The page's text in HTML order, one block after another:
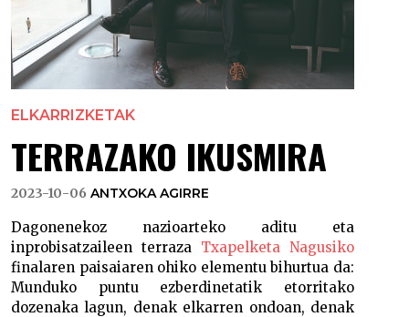
ELKARRIZKETAK
TERRAZAKO IKUSMIRA
2023-10-06 ANTXOKA AGIRRE
Dagonenekoz nazioarteko aditu eta
inprobisatzaileen terraza Txapelketa Nagusiko
finalaren paisaiaren ohiko elementu bihurtua da:
Munduko puntu ezberdinetatik etorritako
dozenaka lagun, denak elkarren ondoan, denak